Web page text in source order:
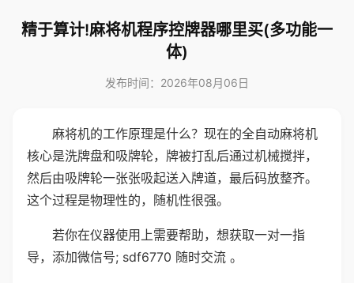
精于算计!麻将机程序控牌器哪里买(多功能一
体)
发布时间：2026年08月06日
麻将机的工作原理是什么？现在的全自动麻将机
核心是洗牌盘和吸牌轮，牌被打乱后通过机械搅拌，
然后由吸牌轮一张张吸起送入牌道，最后码放整齐。
这个过程是物理性的，随机性很强。
若你在仪器使用上需要帮助，想获取一对一指
导，添加微信号; sdf6770 随时交流 。